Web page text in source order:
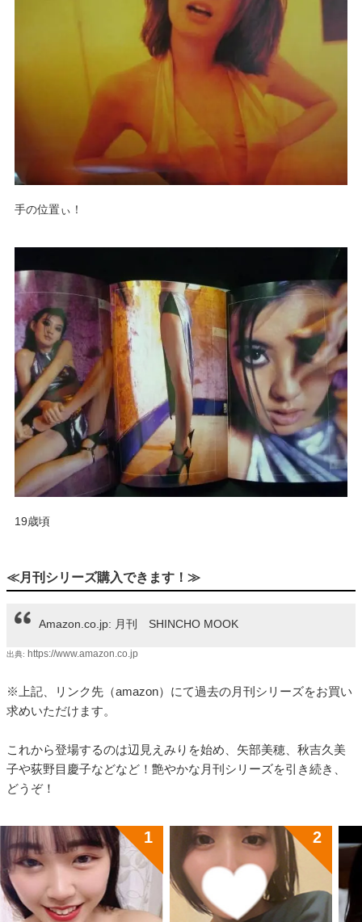
手の位置ぃ！
19歳頃
≪月刊シリーズ購入できます！≫
Amazon.co.jp: 月刊 SHINCHO MOOK
出典: https://www.amazon.co.jp
※上記、リンク先（amazon）にて過去の月刊シリーズをお買い
求めいただけます。
これから登場するのは辺見えみりを始め、矢部美穂、秋吉久美
子や荻野目慶子などなど！艶やかな月刊シリーズを引き続き、
どうぞ！